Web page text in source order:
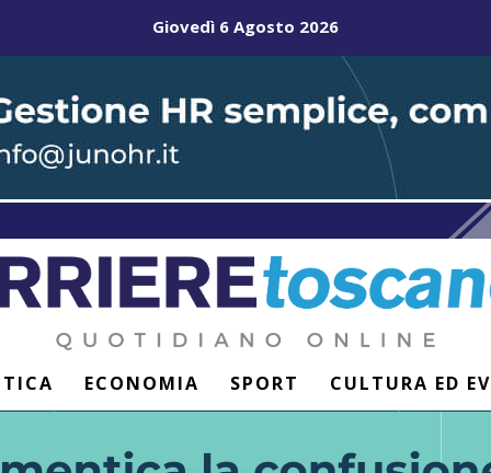
Giovedì 6 Agosto 2026
ECONOMIA SPORT CULTURA ED